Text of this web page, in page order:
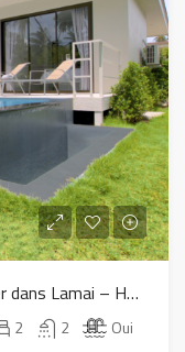
2 Chambre 2 Salle de bain Villa A louer dans Lamai – HV0097
2 2 Oui